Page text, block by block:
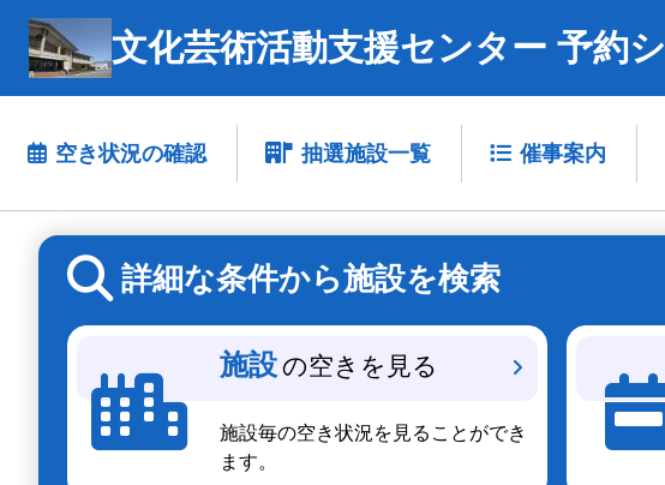
文化芸術活動支援センター 予約
空き状況の確認 抽選施設一覧 催事案内
詳細な条件から施設を検索
施設の空きを見る
施設毎の空き状況を見ることができ
ます。